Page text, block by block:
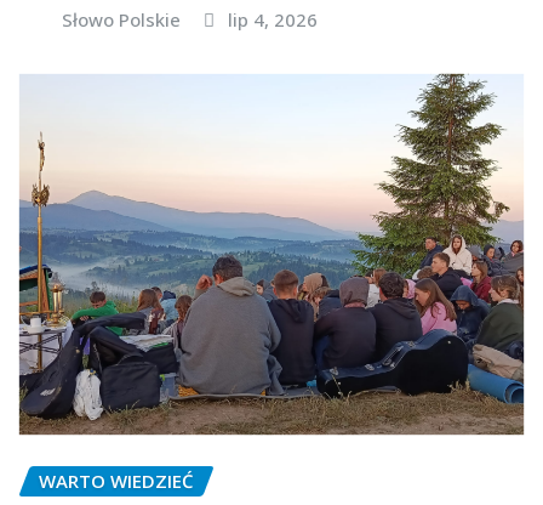
Słowo Polskie lip 4, 2026
WARTO WIEDZIEĆ